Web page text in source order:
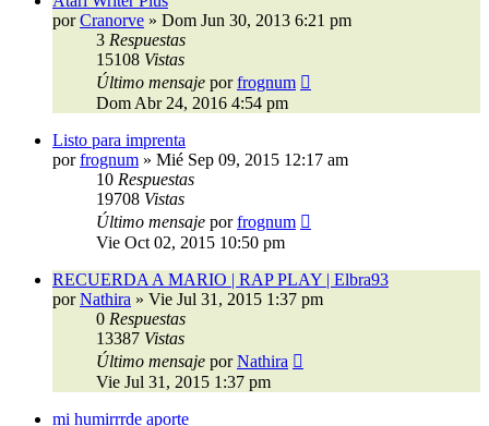
porCranorve » Dom Jun 30, 2013 6:21 pm
3 Respuestas
15108 Vistas
Último mensaje porfrognum
Dom Abr 24, 2016 4:54 pm
Listo para imprenta
porfrognum » Mié Sep 09, 2015 12:17 am
10 Respuestas
19708 Vistas
Último mensaje porfrognum
Vie Oct 02, 2015 10:50 pm
RECUERDA A MARIO | RAP PLAY | Elbra93
porNathira » Vie Jul 31, 2015 1:37 pm
0 Respuestas
13387 Vistas
Último mensaje porNathira
Vie Jul 31, 2015 1:37 pm
mi humirrrde aporte